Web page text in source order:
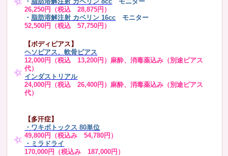
26,250円（税込 28,875円）
・ 脂肪溶解注射 カベリン 16cc
モニター
52,500円（税込 57,750円）
【ボディピアス】
ヘソピアス、軟骨ピアス
12,000円（税込 13,200円）麻酔、消毒薬込み（別途ピアス
代）
インダストリアル
24,000円（税込 26,400円）麻酔、消毒薬込み（別途ピアス
代）
【多汗症】
・ ワキボトックス 80単位
49,800円（税込み 54,780円）
・ミラドライ
170,000円（税込み 187,000円）